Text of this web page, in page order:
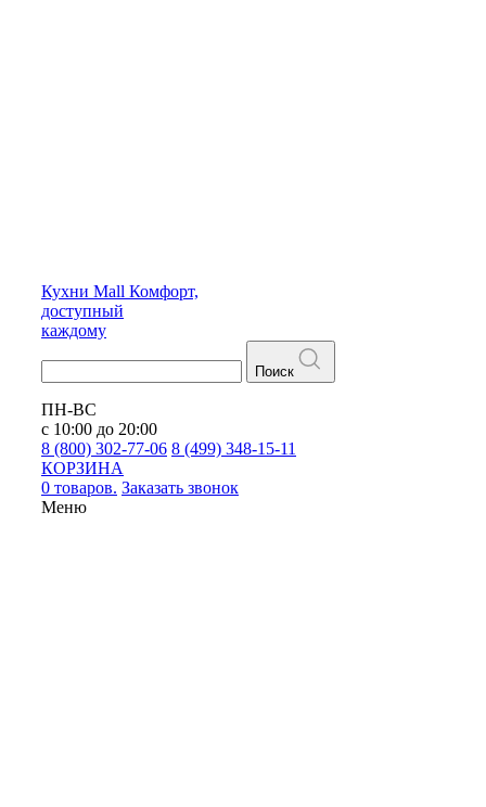
Кухни Mall Комфорт,
доступный
каждому
Поиск
ПН-ВС
с 10:00 до 20:00
8 (800) 302-77-06 8 (499) 348-15-11
КОРЗИНА
0 товаров. Заказать звонок
Меню